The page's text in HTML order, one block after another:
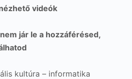
videók
jár le a hozzáférésed,
kultúra – informatika